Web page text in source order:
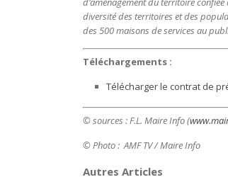
diversité des territoires et des
des 500 maisons de services au
Téléchargements :
Télécharger le contrat de
© sources : F.L. Maire Info (
© Photo : AMF TV / Maire Info
Autres Articles